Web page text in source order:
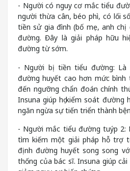
- Người có nguy cơ mắc tiểu
người thừa cân, béo phì, có lối
tiền sử gia đình (bố mẹ, anh
đường. Đây là giải pháp hữu
đường từ sớm.
- Người bị tiền tiểu đường: Là
đường huyết cao hơn mức
đến ngưỡng chẩn đoán chính
Insuna giúp họ kiểm soát đường
ngăn ngừa sự tiến triển thành
- Người mắc tiểu đường tuýp 2:
tìm kiếm một giải pháp hỗ trợ
định đường huyết song song
thống của bác sĩ. Insuna giúp